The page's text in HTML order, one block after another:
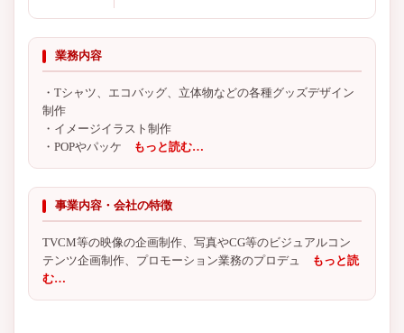
業務内容
・Tシャツ、エコバッグ、立体物などの各種グッズデザイン
制作
・イメージイラスト制作
・POPやパッケ もっと読む…
事業内容・会社の特徴
TVCM等の映像の企画制作、写真やCG等のビジュアルコン
テンツ企画制作、プロモーション業務のプロデュ
もっと読
む…